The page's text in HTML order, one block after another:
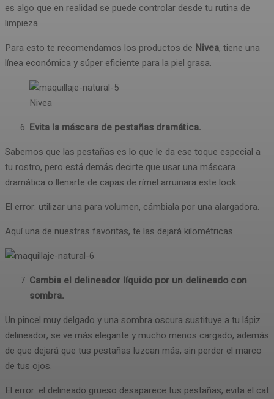
es algo que en realidad se puede controlar desde tu rutina de
limpieza.
Para esto te recomendamos los productos de Nivea, tiene una
línea económica y súper eficiente para la piel grasa.
Nivea
Evita la máscara de pestañas dramática.
Sabemos que las pestañas es lo que le da ese toque especial a
tu rostro, pero está demás decirte que usar una máscara
dramática o llenarte de capas de rímel arruinara este look.
El error: utilizar una para volumen, cámbiala por una alargadora.
Aquí una de nuestras favoritas, te las dejará kilométricas.
Cambia el delineador líquido por un delineado con
sombra.
Un pincel muy delgado y una sombra oscura sustituye a tu lápiz
delineador, se ve más elegante y mucho menos cargado, además
de que dejará que tus pestañas luzcan más, sin perder el marco
de tus ojos.
El error: el delineado grueso desaparece tus pestañas, evita el cat